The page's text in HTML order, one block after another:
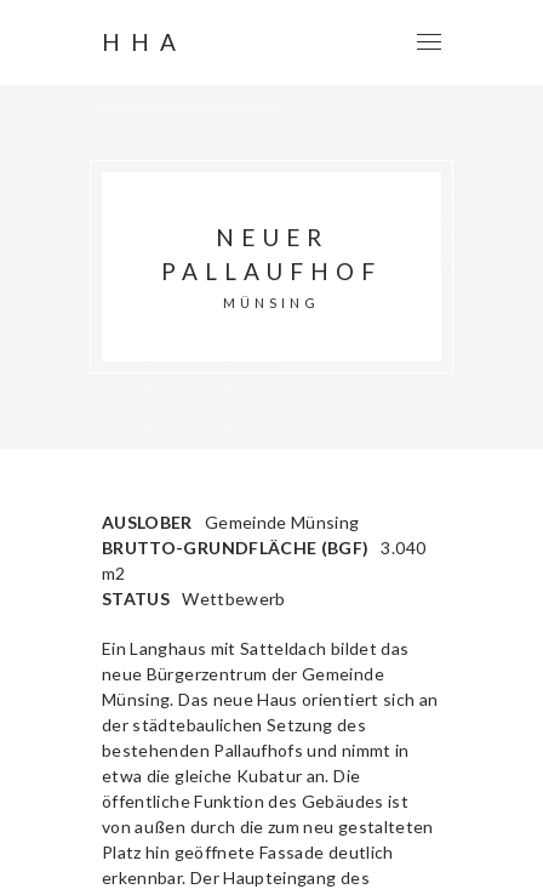
HHA
NEUER
PALLAUFHOF
MÜNSING
AUSLOBER Gemeinde Münsing
BRUTTO-GRUNDFLÄCHE (BGF)3.040
m2
STATUSWettbewerb
Ein Langhaus mit Satteldach bildet das
neue Bürgerzentrum der Gemeinde
Münsing. Das neue Haus orientiert sich an
der städtebaulichen Setzung des
bestehenden Pallaufhofs und nimmt in
etwa die gleiche Kubatur an. Die
öffentliche Funktion des Gebäudes ist
von außen durch die zum neu gestalteten
Platz hin geöffnete Fassade deutlich
erkennbar. Der Haupteingang des